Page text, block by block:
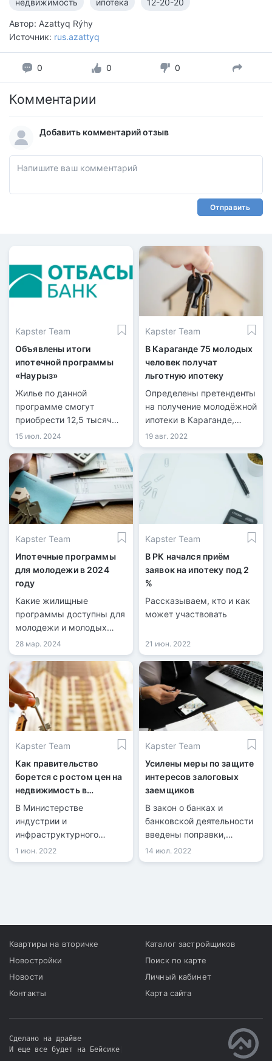
Автор: Azattyq Rýhy
Источник: rus.azattyq
0 0 0
Комментарии
Добавить комментарий отзыв
Отправить
Kapster Team
Объявлены итоги
ипотечной программы
«Наурыз»
Жилье по данной
программе смогут
приобрести 12,5 тысяч
казахстанцев.
15 июл. 2024
Kapster Team
В Караганде 75 молодых
человек получат
льготную ипотеку
Определены претенденты
на получение молодёжной
ипотеки в Караганде,
передает
информационная служба
kn.kz со ссылкой на
акимат Карагандинской
области. Инициатором
льготной программы для
работающей молодёжи
стал акимат области
совместно с Отбасы
банком.
19 авг. 2022
Kapster Team
Ипотечные программы
для молодежи в 2024
году
Какие жилищные
программы доступны для
молодежи и молодых
семей в Казахстане?
Какой максимальный
возраст участников этих
программ?
28 мар. 2024
Kapster Team
В РК начался приём
заявок на ипотеку под 2
%
Рассказываем, кто и как
может участвовать
21 июн. 2022
Kapster Team
Как правительство
борется с ростом цен на
недвижимость в
Казахстане
В Министерстве
индустрии и
инфраструктурного
развития РК рассказали о
разработке комплекса
геополитической ситуации
1 июн. 2022
Kapster Team
Усилены меры по защите
интересов залоговых
заемщиков
В закон о банках и
банковской деятельности
введены поправки,
касающиеся залоговых
заемщиков, передается
развитию финансового
рынка.
14 июл. 2022
Квартиры на вторичке
Новостройки
Новости
Контакты
Каталог застройщиков
Поиск по карте
Личный кабинет
Карта сайта
Сделано на драйве
И еще все будет на Бейсике